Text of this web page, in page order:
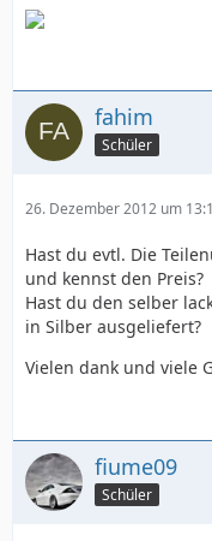
fahim
Schüler
26. Dezember 2012 um
Hast du evtl. Die
und kennst den Preis?
Hast du den selber
in Silber ausgeliefert?
Vielen dank und viele
fiume09
Schüler